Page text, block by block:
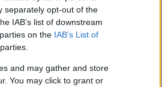
separately opt-out of the
IAB’s list of downstream
on the IAB’s List of
and may gather and store
You may click to grant or